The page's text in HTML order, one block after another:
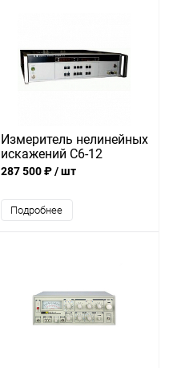
Измеритель нелинейных
искажений С6-12
287 500 ₽/ шт
Подробнее